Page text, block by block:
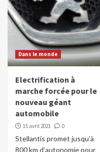
Dans le monde
Electrification à
marche forcée pour le
nouveau géant
automobile
15 avril 2021 0
Stellantis promet jusqu’à
800 km d’autonomie pour